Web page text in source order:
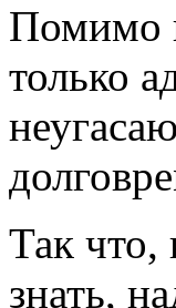
Помимо
только
Так что,
знать,